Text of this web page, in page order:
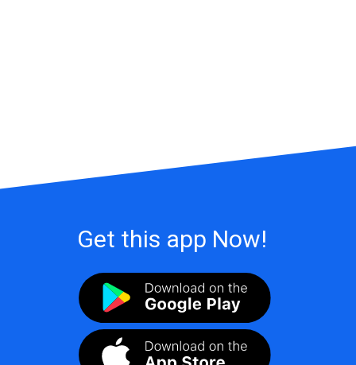
Get this app Now!